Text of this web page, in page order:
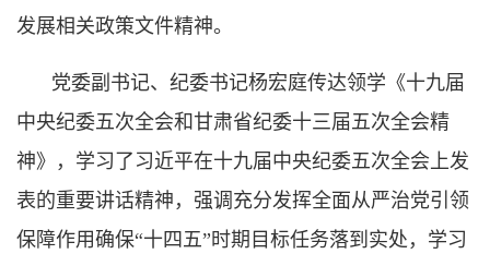
发展相关政策文件精神。
党委副书记、纪委书记杨宏庭传达领学《十九届
中央纪委五次全会和甘肃省纪委十三届五次全会精
神》，学习了习近平在十九届中央纪委五次全会上发
表的重要讲话精神，强调充分发挥全面从严治党引领
保障作用确保“十四五”时期目标任务落到实处，学习